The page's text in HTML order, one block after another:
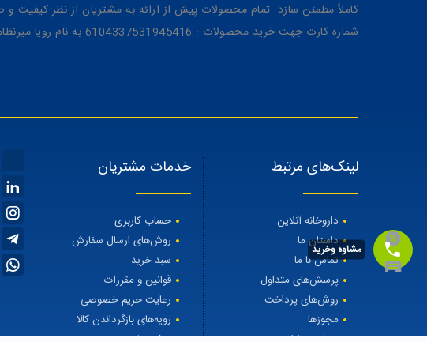
کاملاً مطمئن سازد. تمام محصولات پیش از ارائه به مشتریان از نظر
شماره کارت جهت خرید محصولات : 6104337531945416 به نام رویا میرنظامی
لینک‌های مرتبط
داروخانه آنلاین
داستان ما
تماس با ما
پرسش‌های متداول
روش‌های پرداخت
مجوزها
خدمات مشتریان
حساب کاربری
روش‌های ارسال سفارش
سبد خرید
قوانین و مقررات
رعایت حریم خصوصی
رویه‌های بازگرداندن کالا
مشاوه وخرید